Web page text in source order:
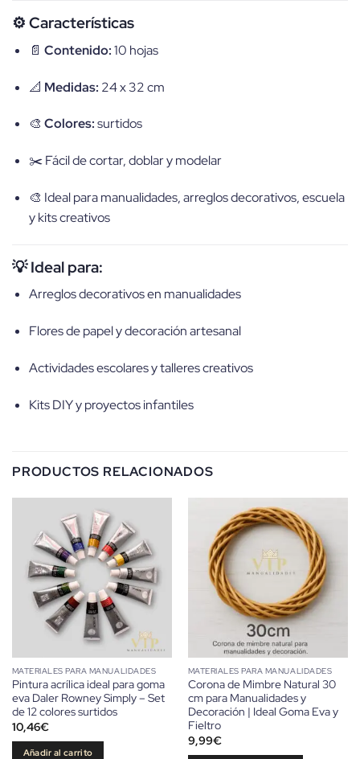
⚙️ Características
📄 Contenido:10 hojas
📐 Medidas: 24 x 32 cm
🎨 Colores:surtidos
✂️ Fácil de cortar, doblar y modelar
🎨 Ideal para manualidades, arreglos decorativos, escuela
y kits creativos
💡 Ideal para:
Arreglos decorativos en manualidades
Flores de papel y decoración artesanal
Actividades escolares y talleres creativos
Kits DIY y proyectos infantiles
PRODUCTOS RELACIONADOS
MATERIALES PARA MANUALIDADES
Pintura acrílica ideal para goma
eva Daler Rowney Simply – Set
de 12 colores surtidos
10,46€
Añadir al carrito
MATERIALES PARA MANUALIDADES
Corona de Mimbre Natural 30
cm para Manualidades y
Decoración | Ideal Goma Eva y
Fieltro
9,99€